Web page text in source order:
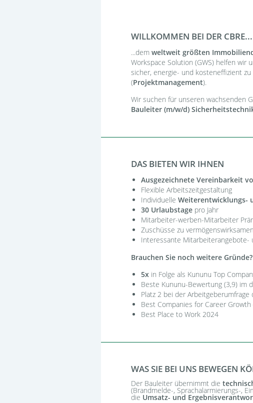
WILLKOMMEN BEI DER CBRE...
...dem weltweit größten
Workspace Solution (GWS) helfen
sicher, energie- und kosteneffizient
(Projektmanagement).
Wir suchen für unseren wachsenden
Bauleiter (m/w/d)
DAS BIETEN WIR IHNEN
Ausgezeichnete Vereinbarkeit
Flexible Arbeitszeitgestaltung
Individuelle Weiterentwicklungs-
30 Urlaubstage pro Jahr
Mitarbeiter-werben-Mitarbeiter
Zuschüsse zu
Interessante Mitarbeiterangebote-
Brauchen Sie noch weitere
5x in Folge als Kununu Top
Beste Kununu-Bewertung (3,9) im
Platz 2 bei der
Best Companies for Career
Best Place to Work 2024
WAS SIE BEI UNS BEWEGEN
Der Bauleiter übernimmt die
(Brandmelde-, Sprachalarmierungs-,
die Umsatz- und